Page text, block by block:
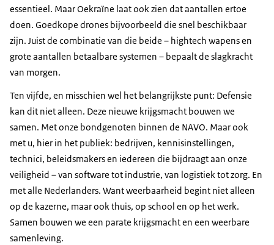
essentieel. Maar Oekraïne laat ook zien dat aantallen ertoe
doen. Goedkope drones bijvoorbeeld die snel beschikbaar
zijn. Juist de combinatie van die beide – hightech wapens en
grote aantallen betaalbare systemen – bepaalt de slagkracht
van morgen.
Ten vijfde, en misschien wel het belangrijkste punt: Defensie
kan dit niet alleen. Deze nieuwe krijgsmacht bouwen we
samen. Met onze bondgenoten binnen de NAVO. Maar ook
met u, hier in het publiek: bedrijven, kennisinstellingen,
technici, beleidsmakers en iedereen die bijdraagt aan onze
veiligheid – van software tot industrie, van logistiek tot zorg. En
met alle Nederlanders. Want weerbaarheid begint niet alleen
op de kazerne, maar ook thuis, op school en op het werk.
Samen bouwen we een parate krijgsmacht en een weerbare
samenleving.